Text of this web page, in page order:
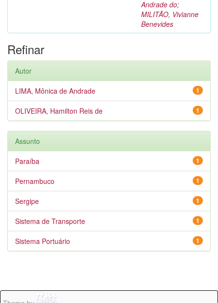
Andrade do;
MILITÃO, Vivianne
Benevides
Refinar
Autor
1
LIMA, Mônica de Andrade
1
OLIVEIRA, Hamilton Reis de
Assunto
1
Paraíba
1
Pernambuco
1
Sergipe
1
Sistema de Transporte
1
Sistema Portuário